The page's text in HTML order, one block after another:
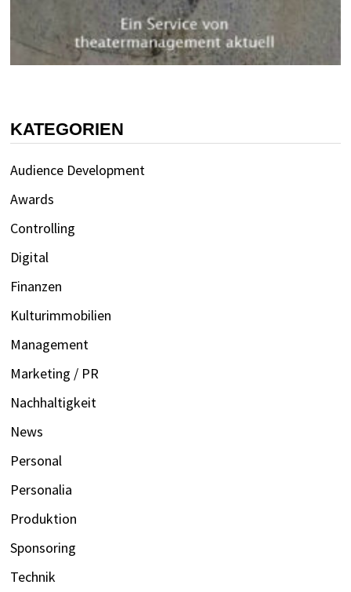
KATEGORIEN
Audience Development
Awards
Controlling
Digital
Finanzen
Kulturimmobilien
Management
Marketing / PR
Nachhaltigkeit
News
Personal
Personalia
Produktion
Sponsoring
Technik